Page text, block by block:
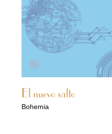
El nuevo salto
Bohemia